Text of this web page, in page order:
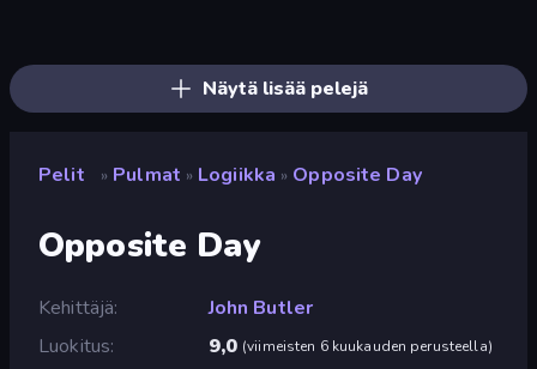
Näytä lisää pelejä
Pelit » Pulmat » Logiikka » Opposite Day
Opposite Day
Kehittäjä
John Butler
Luokitus
9,0 (viimeisten 6 kuukauden perusteella)